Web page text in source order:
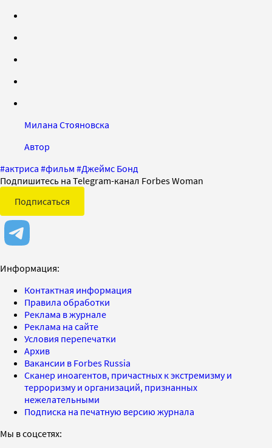
Милана Стояновска
Автор
#актриса #фильм #Джеймс Бонд
Подпишитесь на Telegram-канал Forbes Woman
Подписаться
Информация:
Контактная информация
Правила обработки
Реклама в журнале
Реклама на сайте
Условия перепечатки
Архив
Вакансии в Forbes Russia
Сканер иноагентов, причастных к экстремизму и
терроризму и организаций, признанных
нежелательными
Подписка на печатную версию журнала
Мы в соцсетях: